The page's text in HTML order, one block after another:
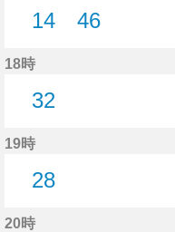
14
46
18時
32
19時
28
20時